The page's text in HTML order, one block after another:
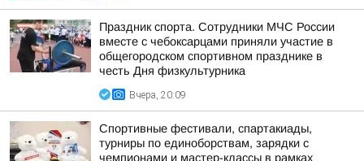
Праздник спорта. Сотрудники МЧС России
вместе с чебоксарцами приняли участие в
общегородском спортивном празднике в
честь Дня физкультурника
Вчера, 20:09
Спортивные фестивали, спартакиады,
турниры по единоборствам, зарядки с
чемпионами и мастер-классы в рамках